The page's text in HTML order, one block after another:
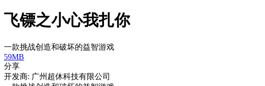
飞镖之小心我扎你
一款挑战创造和破坏的益智游戏
59MB
分享
开发商: 广州超休科技有限公司